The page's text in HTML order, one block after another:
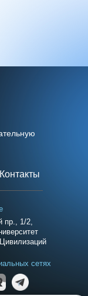
пр., 1/2,
Контакты
сетях